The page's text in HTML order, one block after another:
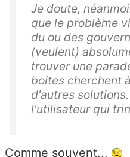
Je doute,
que le problème
du ou des
(veulent)
trouver une
boites cherchent
d'autres
l'utilisateur qui
Comme souvent...